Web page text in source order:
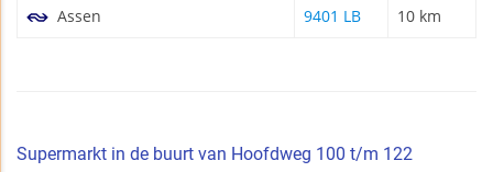
Assen 9401 LB 10 km
Supermarkt in de buurt van Hoofdweg 100 t/m 122